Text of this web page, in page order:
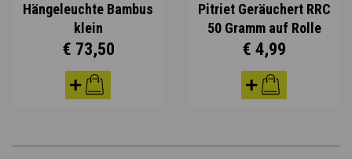
Hängeleuchte Bambus
klein
€ 73,50
Pitriet Geräuchert RRC
50 Gramm auf Rolle
€ 4,99